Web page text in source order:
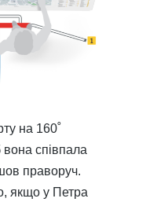
на 160˚
співпала
праворуч.
якщо у Петра